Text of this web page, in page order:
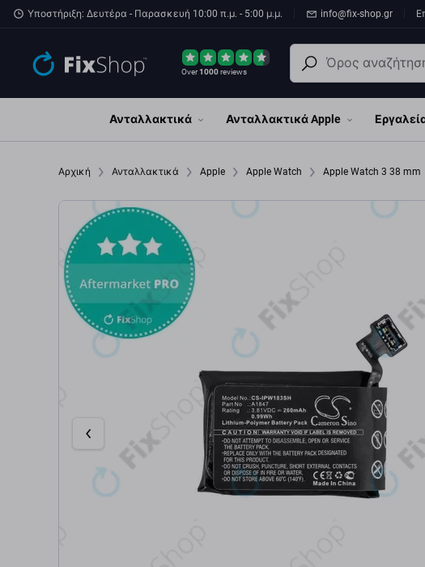
Παράβλεψη στο κύριο περιεχόμενο
Υποστήριξη: Δευτέρα - Παρασκευή 10:00 π.μ. - 5:00 μ.μ. info@fix-shop.gr
Over1000reviews
Ανταλλακτικά Ανταλλακτικά Apple
Αρχική Ανταλλακτικά Apple Apple Watch Apple Watch 3 38 mm